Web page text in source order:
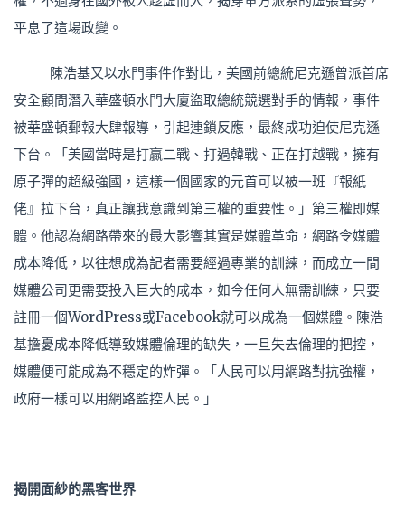
平息了這場政變。
陳浩基又以水門事件作對比，美國前總統尼克遜曾派首席
安全顧問潛入華盛頓水門大廈盜取總統競選對手的情報，事件
被華盛頓郵報大肆報導，引起連鎖反應，最終成功迫使尼克遜
下台。「美國當時是打贏二戰、打過韓戰、正在打越戰，擁有
原子彈的超級強國，這樣一個國家的元首可以被一班『報紙
佬』拉下台，真正讓我意識到第三權的重要性。」第三權即媒
體。他認為網路帶來的最大影響其實是媒體革命，網路令媒體
成本降低，以往想成為記者需要經過專業的訓練，而成立一間
媒體公司更需要投入巨大的成本，如今任何人無需訓練，只要
註冊一個WordPress或Facebook就可以成為一個媒體。陳浩
基擔憂成本降低導致媒體倫理的缺失，一旦失去倫理的把控，
媒體便可能成為不穩定的炸彈。「人民可以用網路對抗強權，
政府一樣可以用網路監控人民。」
揭開面紗的黑客世界